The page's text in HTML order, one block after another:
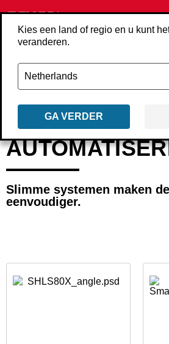
Kies een land of regio en u kunt
veranderen.
GA VERDER
Terug Producten Machines
Slimme systemen maken
eenvoudiger.